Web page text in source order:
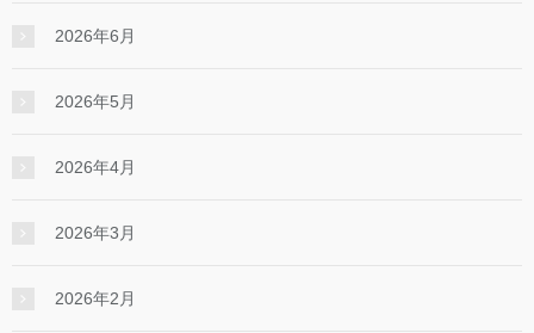
2026年6月
2026年5月
2026年4月
2026年3月
2026年2月